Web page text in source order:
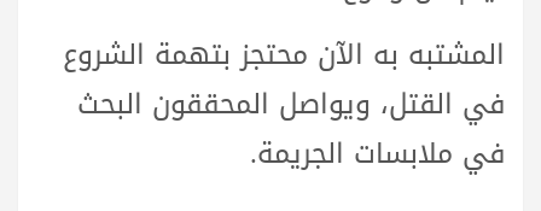
المشتبه به الآن محتجز بتهمة الشروع
في القتل، ويواصل المحققون البحث
في ملابسات الجريمة.